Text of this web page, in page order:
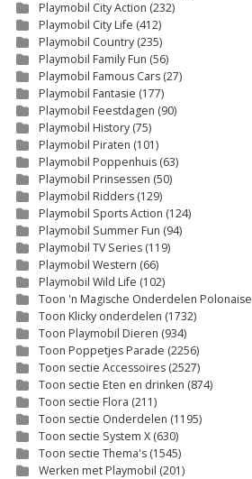
Playmobil City Action (232)
Playmobil City Life (412)
Playmobil Country (235)
Playmobil Family Fun (56)
Playmobil Famous Cars (27)
Playmobil Fantasie (177)
Playmobil Feestdagen (90)
Playmobil History (75)
Playmobil Piraten (101)
Playmobil Poppenhuis (63)
Playmobil Prinsessen (50)
Playmobil Ridders (129)
Playmobil Sports Action (124)
Playmobil Summer Fun (94)
Playmobil TV Series (119)
Playmobil Western (66)
Playmobil Wild Life (102)
Toon 'n Magische Onderdelen Polonaise
Toon Klicky onderdelen (1732)
Toon Playmobil Dieren (934)
Toon Poppetjes Parade (2256)
Toon sectie Accessoires (2527)
Toon sectie Eten en drinken (874)
Toon sectie Flora (211)
Toon sectie Onderdelen (1195)
Toon sectie System X (630)
Toon sectie Thema's (1545)
Werken met Playmobil (201)